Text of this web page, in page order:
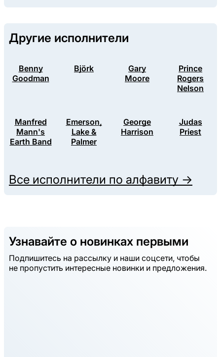
Другие исполнители
Benny
Goodman
Björk
Gary
Moore
Prince
Rogers
Nelson
Manfred
Mann's
Earth Band
Emerson,
Lake &
Palmer
George
Harrison
Judas
Priest
Все исполнители по алфавиту →
Узнавайте о новинках первыми
Подпишитесь на рассылку и наши соцсети, чтобы
не пропустить интересные новинки и предложения.